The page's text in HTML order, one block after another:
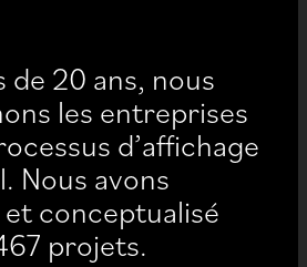
de 20 ans, nous
les entreprises
d’affichage
Nous avons
conceptualisé
projets.